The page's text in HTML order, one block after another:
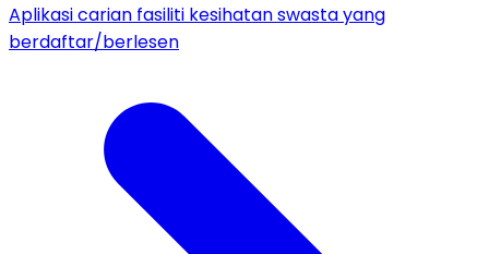
Aplikasi carian fasiliti kesihatan swasta yang
berdaftar/berlesen